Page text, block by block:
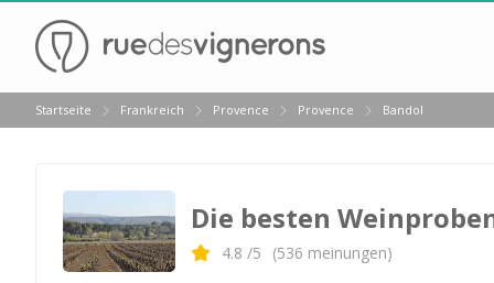
Zurück
Weingüter & Weinprobe Aix en Provence
Weingüter & Weinprobe Marseille
Weingüter & Weinprobe Nizza
Startseite Frankreich Provence Provence Bandol
Die besten
4.8 /5 (536 meinungen)